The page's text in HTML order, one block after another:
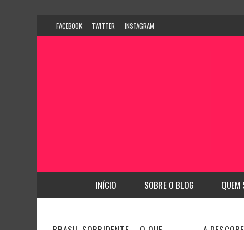
FACEBOOK TWITTER INSTAGRAM
INÍCIO SOBRE O BLOG QUEM